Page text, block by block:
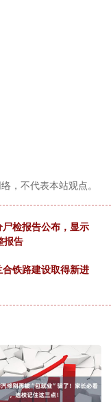
，不代表本站观点。
检报告公布，显示
报告
铁路建设取得新进